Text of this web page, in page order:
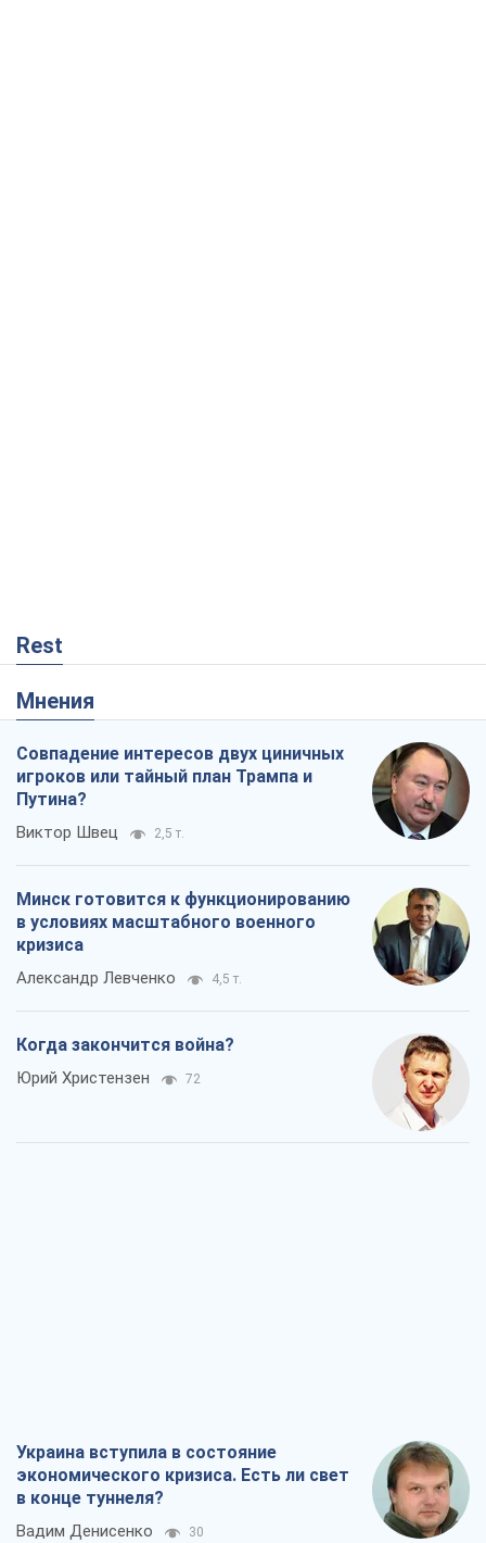
Rest
Мнения
Совпадение интересов двух циничных
игроков или тайный план Трампа и
Путина?
Виктор Швец 2,5 т.
Минск готовится к функционированию
в условиях масштабного военного
кризиса
Александр Левченко 4,5 т.
Когда закончится война?
Юрий Христензен 72
Украина вступила в состояние
экономического кризиса. Есть ли свет
в конце туннеля?
Вадим Денисенко 30